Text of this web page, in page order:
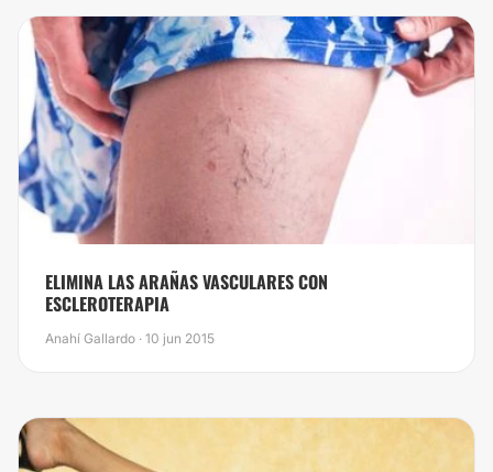
ELIMINA LAS ARAÑAS VASCULARES CON
ESCLEROTERAPIA
Anahí Gallardo · 10 jun 2015